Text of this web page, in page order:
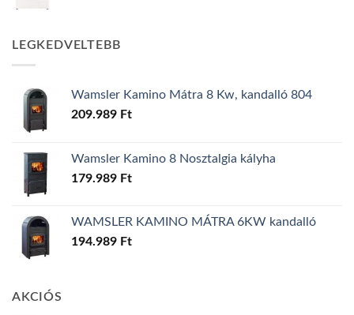
LEGKEDVELTEBB
Wamsler Kamino Mátra 8 Kw, kandalló 804
209.989 Ft
Wamsler Kamino 8 Nosztalgia kályha
179.989 Ft
WAMSLER KAMINO MÁTRA 6KW kandalló
194.989 Ft
AKCIÓS